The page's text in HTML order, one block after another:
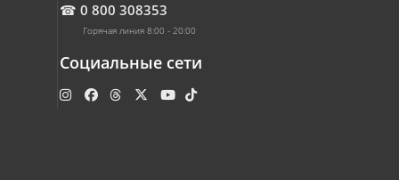
☎ 0 800 308353
Горячая линия 8:00 - 20:00
Социальные сети